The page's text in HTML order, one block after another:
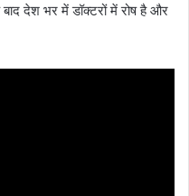
देश भर में डॉक्टरों में रोष है और